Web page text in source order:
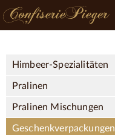
Himbeer-Spezialitäten
Pralinen
Pralinen Mischungen
Geschenkverpackungen